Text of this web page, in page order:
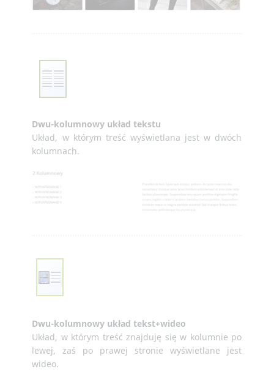
Dwu-kolumnowy układ tekstu
Układ, w którym treść wyświetlana jest w dwóch
kolumnach.
Dwu-kolumnowy układ tekst+wideo
Układ, w którym treść znajduję się w kolumnie po
lewej, zaś po prawej stronie wyświetlane jest
wideo.